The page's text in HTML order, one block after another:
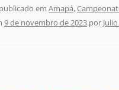
em Amapá,
9 de novembro de 2023 por